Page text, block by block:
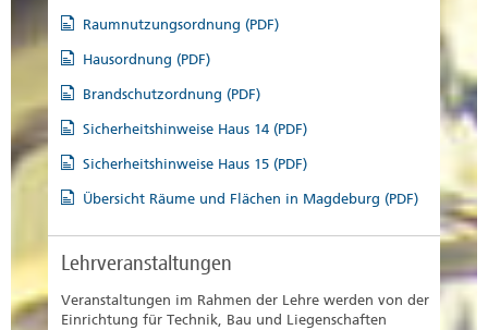
Raumnutzungsordnung (PDF)
Hausordnung (PDF)
Brandschutzordnung (PDF)
Sicherheitshinweise Haus 14 (PDF)
Sicherheitshinweise Haus 15 (PDF)
Übersicht Räume und Flächen in Magdeburg (PDF)
Lehrveranstaltungen
Veranstaltungen im Rahmen der Lehre werden von der
Einrichtung für Technik, Bau und Liegenschaften